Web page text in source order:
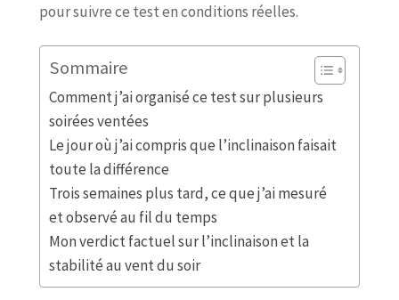
pour suivre ce test en conditions réelles.
Sommaire
Comment j’ai organisé ce test sur plusieurs
soirées ventées
Le jour où j’ai compris que l’inclinaison faisait
toute la différence
Trois semaines plus tard, ce que j’ai mesuré
et observé au fil du temps
Mon verdict factuel sur l’inclinaison et la
stabilité au vent du soir